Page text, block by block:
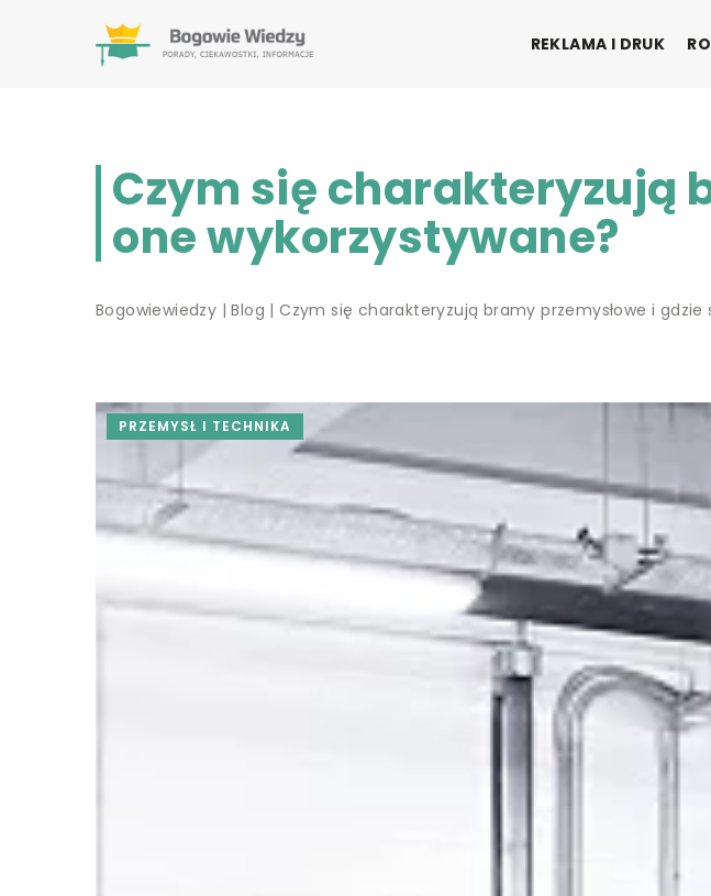
REKLAMA I DRUK
Czym się charakteryzują
one wykorzystywane?
Bogowiewiedzy |Blog |Czym się charakteryzują bramy przemysłowe i gdzie
PRZEMYSŁ I TECHNIKA
OGRODNICTWO I DOM
Rolety na dzień i na noc